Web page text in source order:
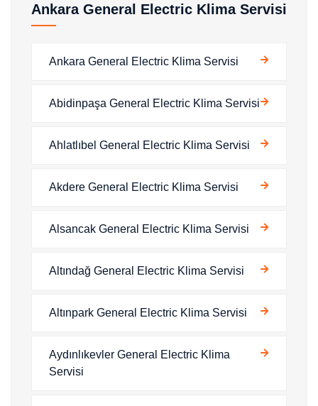
Ankara General Electric Klima Servisi
Ankara General Electric Klima Servisi
Abidinpaşa General Electric Klima Servisi
Ahlatlıbel General Electric Klima Servisi
Akdere General Electric Klima Servisi
Alsancak General Electric Klima Servisi
Altındağ General Electric Klima Servisi
Altınpark General Electric Klima Servisi
Aydınlıkevler General Electric Klima
Servisi